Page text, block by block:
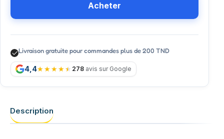
Acheter
Livraison gratuite pour commandes plus de 200 TND
4,4 278 avis sur Google
Description